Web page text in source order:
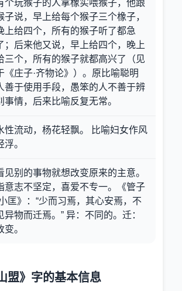
个玩猴子的人拿橡实喂猴子，他跟
子说，早上给每个猴子三个橡子，
上给四个，所有的猴子听了都急
；后来他又说，早上给四个，晚上
三个，所有的猴子就都高兴了（见
《庄子·齐物论》）。原比喻聪明
善于使用手段，愚笨的人不善于辨
事情，后来比喻反复无常。
性流动，杨花轻飘。 比喻妇女作风
浮。
见别的事物就想改变原来的主意。
意志不坚定，喜爱不专一。《管子
匡》：“少而习焉，其心安焉，不
异物而迁焉。” 异：不同的。迁：
变。
盟》字的基本信息